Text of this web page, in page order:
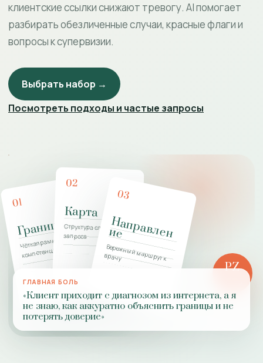
клиентские ссылки снижают тревогу. AI помогает
разбирать обезличенные случаи, красные флаги и
вопросы к супервизии.
Выбрать набор →
Посмотреть подходы и частые запросы
01
Границы
Чёткая рамка
компетенции
02
Карта
Структура сложного
запроса
03
Н
а
п
р
а
в
л
е
н
и
е
Бережный маршрут к
врачу
PZ
ГЛАВНАЯ БОЛЬ
«Клиент приходит с диагнозом из интернета, а я
не знаю, как аккуратно объяснить границы и не
потерять доверие»